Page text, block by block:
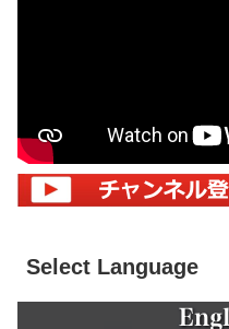
Select Language